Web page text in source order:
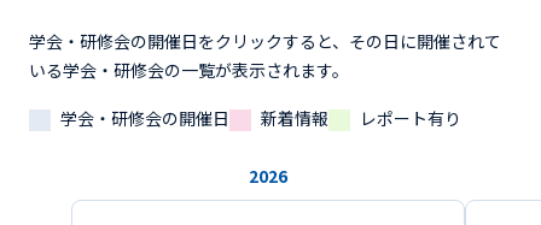
学会・研修会の開催日をクリックすると、その日に開催されて
いる学会・研修会の一覧が表示されます。
学会・研修会の開催日
新着情報 レポート有り
2026